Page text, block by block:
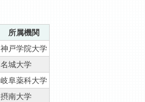
所属機関
神戸学院大学
名城大学
岐阜薬科大学
摂南大学